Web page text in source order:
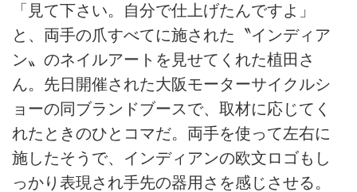
「見て下さい。自分で仕上げたんですよ」
と、両手の爪すべてに施された〝インディア
ン〟のネイルアートを見せてくれた植田さ
ん。先日開催された大阪モーターサイクルシ
ョーの同ブランドブースで、取材に応じてく
れたときのひとコマだ。両手を使って左右に
施したそうで、インディアンの欧文ロゴもし
っかり表現され手先の器用さを感じさせる。